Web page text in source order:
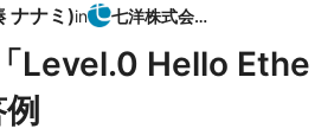
ナナミ )in 七洋株式会社
Level.0 Hello Ethe